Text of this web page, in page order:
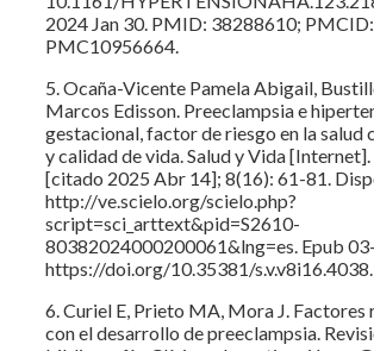
2024 Jan 30. PMID: 38288610; PMCID:
PMC10956664.
5. Ocaña-Vicente Pamela Abigail,
Marcos Edisson. Preeclampsia e
gestacional, factor de riesgo en la salud
y calidad de vida. Salud y Vida
[citado 2025 Abr 14]; 8(16): 61-81.
http://ve.scielo.org/scielo.php?
script=sci_arttext&pid=S2610-
80382024000200061&lng=es. Epub
https://doi.org/10.35381/s.v.v8i16.4038.
6. Curiel E, Prieto MA, Mora J. Factores
con el desarrollo de preeclampsia.